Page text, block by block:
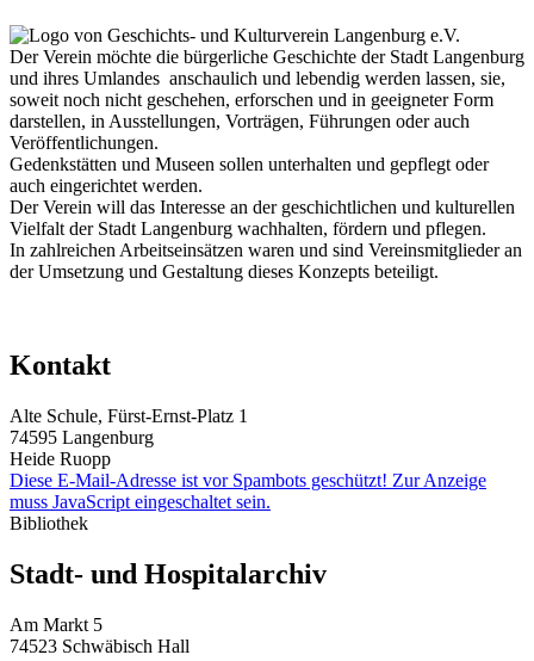
Der Verein möchte die bürgerliche Geschichte der Stadt Langenburg
und ihres Umlandes anschaulich und lebendig werden lassen, sie,
soweit noch nicht geschehen, erforschen und in geeigneter Form
darstellen, in Ausstellungen, Vorträgen, Führungen oderauch
Veröffentlichungen.
Gedenkstätten und Museen sollen unterhalten und gepflegt oder
auch eingerichtet werden.
Der Verein will das Interesse an der geschichtlichen und kulturellen
Vielfalt der Stadt Langenburg wachhalten, fördern und pflegen.
In zahlreichen Arbeitseinsätzen waren und sind Vereinsmitglieder an
der Umsetzung und Gestaltung dieses Konzepts beteiligt.
Kontakt
Alte Schule, Fürst-Ernst-Platz 1
74595 Langenburg
Heide Ruopp
Diese E-Mail-Adresse ist vor Spambots geschützt! Zur Anzeige
muss JavaScript eingeschaltet sein.
Bibliothek
Stadt- und Hospitalarchiv
Am Markt 5
74523 Schwäbisch Hall